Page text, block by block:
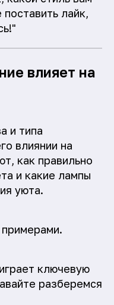
лайк,
влияет на
и типа
влиянии на
как правильно
и какие лампы
уюта.
ключевую
разберемся